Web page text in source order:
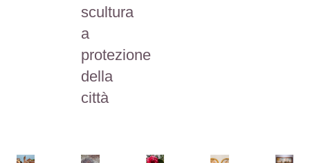
scultura
a
protezione
della
città